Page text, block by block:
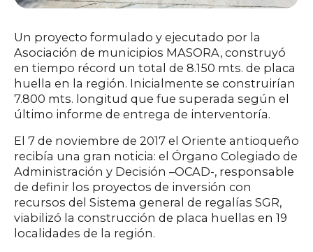
Un proyecto formulado y ejecutado por la
Asociación de municipios MASORA, construyó
en tiempo récord un total de 8.150 mts. de placa
huella en la región. Inicialmente se construirían
7.800 mts. longitud que fue superada según el
último informe de entrega de interventoría.
El 7 de noviembre de 2017 el Oriente antioqueño
recibía una gran noticia: el Órgano Colegiado de
Administración y Decisión –OCAD-, responsable
de definir los proyectos de inversión con
recursos del Sistema general de regalías SGR,
viabilizó la construcción de placa huellas en 19
localidades de la región.